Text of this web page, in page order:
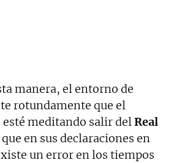
manera, el entorno de
rotundamente que el
meditando salir delReal
en sus declaraciones en
un error en los tiempos